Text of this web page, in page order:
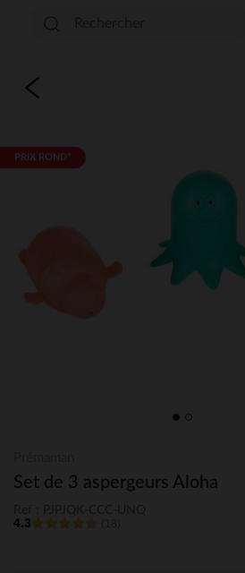
PRIX ROND*
Set de 3 aspergeurs Aloha
4.3